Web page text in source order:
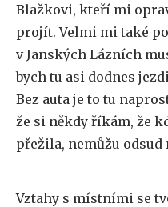
Blažkovi, kteří mi
projít. Velmi mi také
v Janských Lázních
bych tu asi dodnes
Bez auta je to tu
že si někdy říkám, že
přežila, nemůžu
Vztahy s místními se